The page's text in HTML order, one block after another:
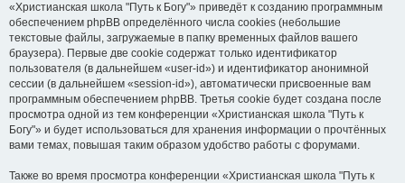
«Христианская школа "Путь к Богу"» приведёт к созданию программным
обеспечением phpBB определённого числа cookies (небольшие
текстовые файлы, загружаемые в папку временных файлов вашего
браузера). Первые две cookie содержат только идентификатор
пользователя (в дальнейшем «user-id») и идентификатор анонимной
сессии (в дальнейшем «session-id»), автоматически присвоенные вам
программным обеспечением phpBB. Третья cookie будет создана после
просмотра одной из тем конференции «Христианская школа "Путь к
Богу"» и будет использоваться для хранения информации о прочтённых
вами темах, повышая таким образом удобство работы с форумами.
Также во время просмотра конференции «Христианская школа "Путь к